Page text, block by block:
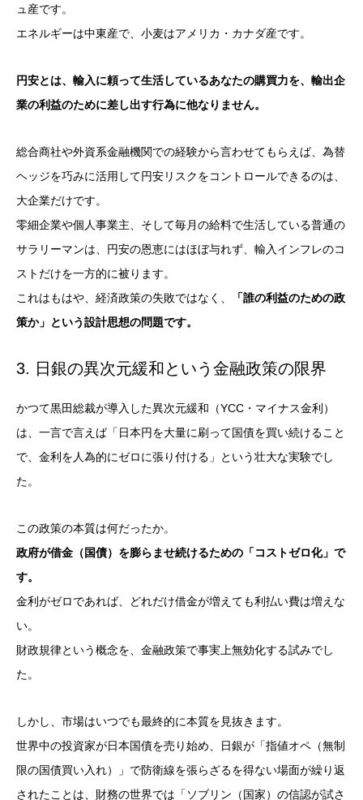
ュ産です。
エネルギーは中東産で、小麦はアメリカ・カナダ産です。
円安とは、輸入に頼って生活しているあなたの購買力を、輸出企
業の利益のために差し出す行為に他なりません。
総合商社や外資系金融機関での経験から言わせてもらえば、為替
ヘッジを巧みに活用して円安リスクをコントロールできるのは、
大企業だけです。
零細企業や個人事業主、そして毎月の給料で生活している普通の
サラリーマンは、円安の恩恵にはほぼ与れず、輸入インフレのコ
ストだけを一方的に被ります。
これはもはや、経済政策の失敗ではなく、
「誰の利益のための政
策か」という設計思想の問題です。
3. 日銀の異次元緩和という金融政策の限界
かつて黒田総裁が導入した異次元緩和（YCC・マイナス金利）
は、一言で言えば「日本円を大量に刷って国債を買い続けること
で、金利を人為的にゼロに張り付ける」という壮大な実験でし
た。
この政策の本質は何だったか。
政府が借金（国債）を膨らませ続けるための「コストゼロ化」で
す。
金利がゼロであれば、どれだけ借金が増えても利払い費は増えな
い。
財政規律という概念を、金融政策で事実上無効化する試みでし
た。
しかし、市場はいつでも最終的に本質を見抜きます。
世界中の投資家が日本国債を売り始め、日銀が「指値オペ（無制
限の国債買い入れ）」で防衛線を張らざるを得ない場面が繰り返
されたことは、財務の世界では「ソブリン（国家）の信認が試さ